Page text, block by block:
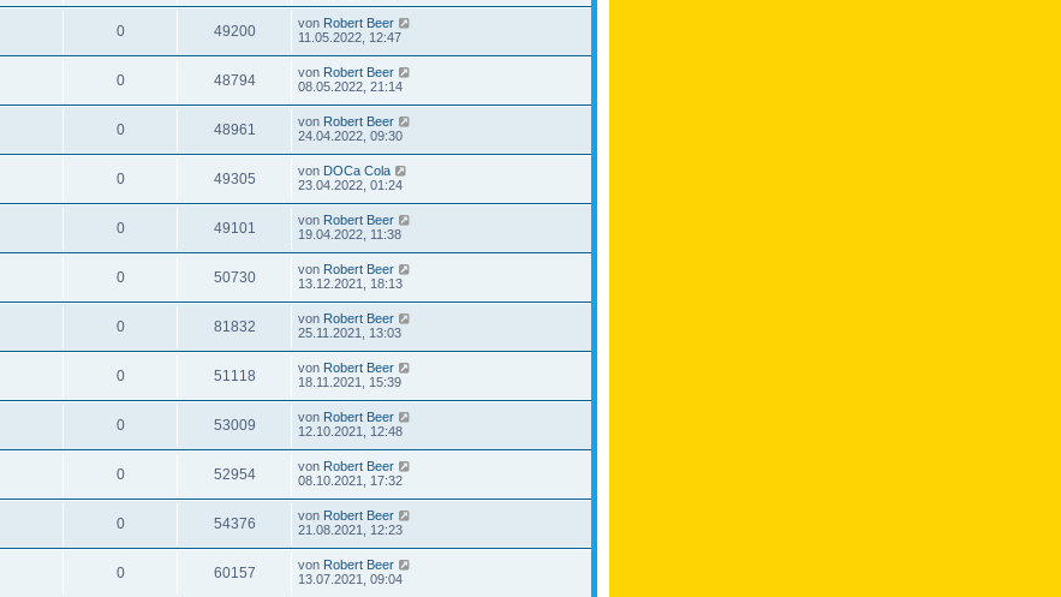
0 49200 von Robert Beer
11.05.2022, 12:47
0 48794 von Robert Beer
08.05.2022, 21:14
0 48961 von Robert Beer
24.04.2022, 09:30
0 49305 von DOCa Cola
23.04.2022, 01:24
0 49101 von Robert Beer
19.04.2022, 11:38
0 50730 von Robert Beer
13.12.2021, 18:13
0 81832 von Robert Beer
25.11.2021, 13:03
0 51118 von Robert Beer
18.11.2021, 15:39
0 53009 von Robert Beer
12.10.2021, 12:48
0 52954 von Robert Beer
08.10.2021, 17:32
0 54376 von Robert Beer
21.08.2021, 12:23
0 60157 von Robert Beer
13.07.2021, 09:04